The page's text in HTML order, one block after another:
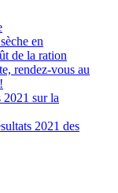
en
de la ration
rendez-vous au
2021 sur la
2021 des